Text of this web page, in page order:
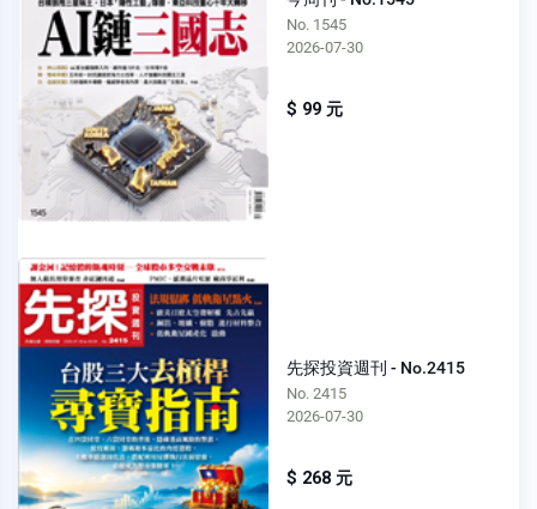
No. 1545
2026-07-30
$ 99 元
先探投資週刊 - No.2415
No. 2415
2026-07-30
$ 268 元